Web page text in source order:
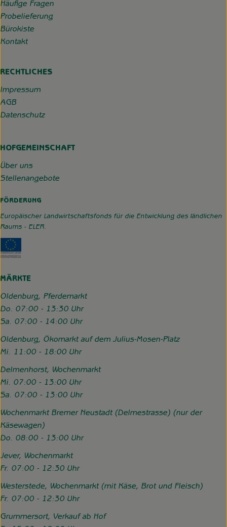
Häufige Fragen
Probelieferung
Bürokiste
Kontakt
RECHTLICHES
Impressum
AGB
Datenschutz
HOFGEMEINSCHAFT
Über uns
Stellenangebote
FÖRDERUNG
Europäischer Landwirtschaftsfonds für die Entwicklung des ländlichen
Raums - ELER.
MÄRKTE
Oldenburg, Pferdemarkt
Do. 07:00 - 13:30 Uhr
Sa. 07:00 - 14:00 Uhr
Oldenburg, Ökomarkt auf dem Julius-Mosen-Platz
Mi. 11:00 - 18:00 Uhr
Delmenhorst, Wochenmarkt
Mi. 07:00 - 13:00 Uhr
Sa. 07:00 - 13:00 Uhr
Wochenmarkt Bremer Neustadt (Delmestrasse) (nur der
Käsewagen)
Do. 08:00 - 13:00 Uhr
Jever, Wochenmarkt
Fr. 07:00 - 12:30 Uhr
Westerstede, Wochenmarkt (mit Käse, Brot und Fleisch)
Fr. 07:00 - 12:30 Uhr
Grummersort, Verkauf ab Hof